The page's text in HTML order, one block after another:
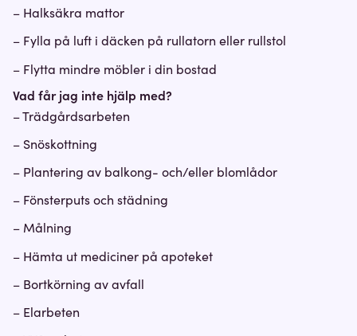
– Halksäkra mattor
– Fylla på luft i däcken på rullatorn eller rullstol
– Flytta mindre möbler i din bostad
Vad får jag inte hjälp med?
– Trädgårdsarbeten
– Snöskottning
– Plantering av balkong- och/eller blomlådor
– Fönsterputs och städning
– Målning
– Hämta ut mediciner på apoteket
– Bortkörning av avfall
– Elarbeten